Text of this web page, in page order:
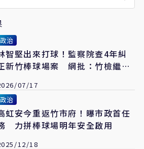
政治
智堅出來打球！監察院查4年糾
新竹棒球場案 網批：竹檢繼續
07/17
政治
虹安今重返竹市府！曝市政首任
力拼棒球場明年安全啟用
12/18